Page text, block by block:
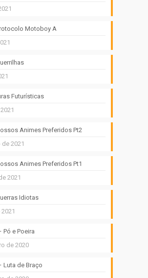
Motoboy A
Futurísticas
Animes Preferidos Pt2
2021
Animes Preferidos Pt1
2021
Idiotas
Pó e Poeira
de 2020
Luta de Braço